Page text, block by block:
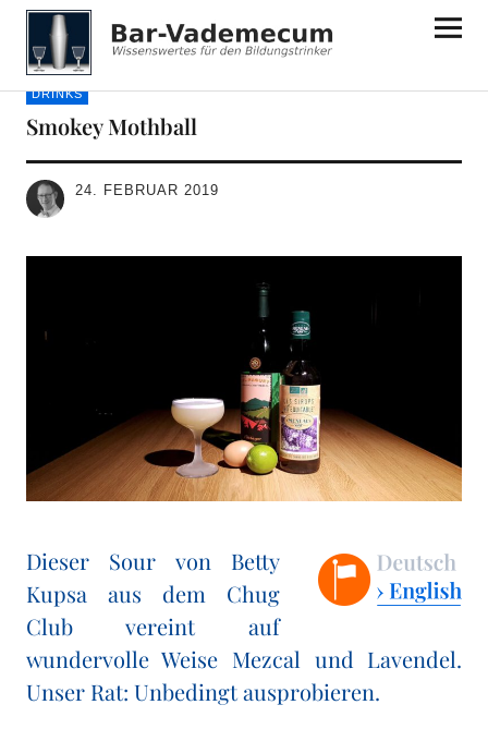
Bar-Vademecum
DRINKS
Smokey Mothball
24. FEBRUAR 2019
Dieser Sour von Betty
Kupsa aus dem Chug
Club vereint auf
wundervolle Weise Mezcal und Lavendel.
Unser Rat: Unbedingt ausprobieren.